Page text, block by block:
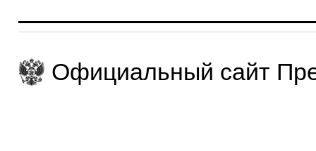
Официальный сайт